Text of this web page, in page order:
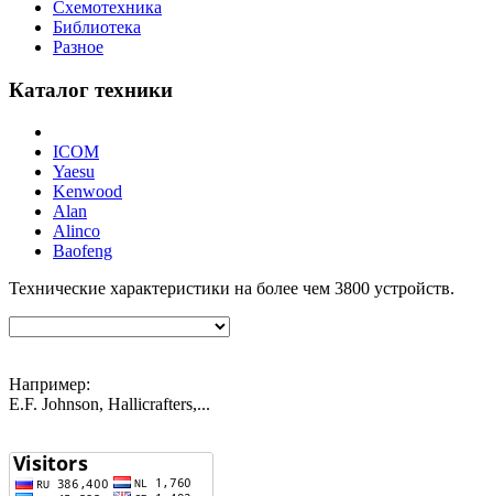
Схемотехника
Библиотека
Разное
Каталог техники
ICOM
Yaesu
Kenwood
Alan
Alinco
Baofeng
Технические характеристики на более чем 3800 устройств.
Например:
E.F. Johnson, Hallicrafters,...